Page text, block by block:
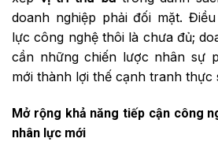
doanh nghiệp phải đối mặt.
lực công nghệ thôi là chưa đủ;
cần những chiến lược nhân sự
mới thành lợi thế cạnh tranh thực
Mở rộng khả năng tiếp cận công
nhân lực mới